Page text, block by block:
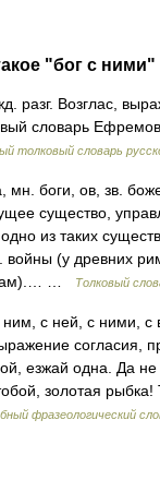
"бог с ними"
разг. Возглас,
словарь
толковый словарь
мн. боги, ов, зв.
существо,
из таких
войны (у древних
…
Толковый
с ней, с ними, с
согласия,
езжай одна. Да
золотая рыбка!
фразеологический